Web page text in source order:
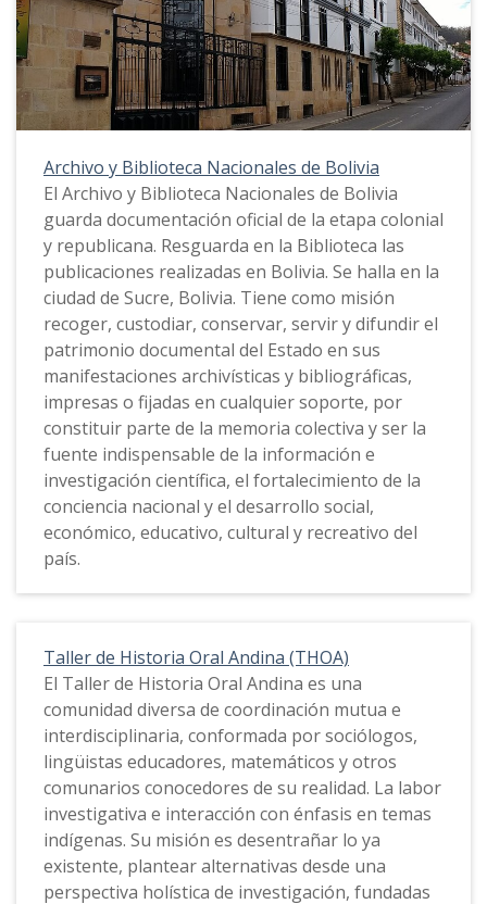
Archivo y Biblioteca Nacionales de Bolivia
El Archivo y Biblioteca Nacionales de Bolivia
guarda documentación oficial de la etapa colonial
y republicana. Resguarda en la Biblioteca las
publicaciones realizadas en Bolivia. Se halla en la
ciudad de Sucre, Bolivia. Tiene como misión
recoger, custodiar, conservar, servir y difundir el
patrimonio documental del Estado en sus
manifestaciones archivísticas y bibliográficas,
impresas o fijadas en cualquier soporte, por
constituir parte de la memoria colectiva y ser la
fuente indispensable de la información e
investigación científica, el fortalecimiento de la
conciencia nacional y el desarrollo social,
económico, educativo, cultural y recreativo del
país.
Taller de Historia Oral Andina (THOA)
El Taller de Historia Oral Andina es una
comunidad diversa de coordinación mutua e
interdisciplinaria, conformada por sociólogos,
lingüistas educadores, matemáticos y otros
comunarios conocedores de su realidad. La labor
investigativa e interacción con énfasis en temas
indígenas. Su misión es desentrañar lo ya
existente, plantear alternativas desde una
perspectiva holística de investigación, fundadas